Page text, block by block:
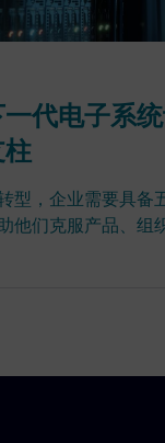
代电子系
型，企业需要具备
他们克服产品、组